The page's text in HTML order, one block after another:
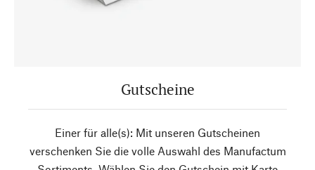
Gutscheine
Einer für alle(s): Mit unseren Gutscheinen
verschenken Sie die volle Auswahl des Manufactum